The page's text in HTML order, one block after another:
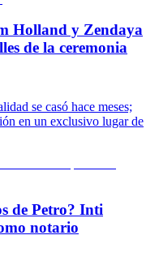
Holland y Zendaya
de la ceremonia
se casó hace meses;
en un exclusivo lugar de
de Petro? Inti
notario